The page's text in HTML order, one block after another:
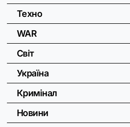
Техно
WAR
Світ
Україна
Кримінал
Новини